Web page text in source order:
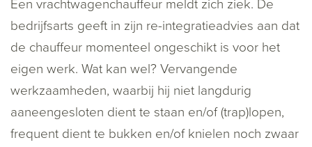
Een vrachtwagenchauffeur meldt zich ziek. De
bedrijfsarts geeft in zijn re-integratieadvies aan dat
de chauffeur momenteel ongeschikt is voor het
eigen werk. Wat kan wel? Vervangende
werkzaamheden, waarbij hij niet langdurig
aaneengesloten dient te staan en/of (trap)lopen,
frequent dient te bukken en/of knielen noch zwaar